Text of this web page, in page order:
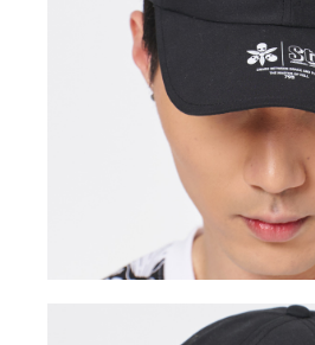
1.本服務係由「台灣大哥大股份有限公司」
用戶於交易時，得透過本服務購買商品或服
買賣價金債權讓與本公司後，依約使用本公
2.基於同意付款使用「大哥付你分期」之契
資料（包含姓名、電話或地址）提供予台灣
由本公司與您本人進行分期帳單所需資料之確
3.完整用戶服務條款，請詳閱以下連結：
ATM／網路銀行／等多元方式進行付款，方視
※ 請注意：結帳手續完成當下不需立刻繳費
購買商品的店家。未經商家同意取消之訂單
後付繳納相關費用。
※ 交易是否成功請以「AFTEE先享後付 」之
是否繳費成功／繳費後需取消欲退款等相關
https://
１．透過由恩沛科技股份有限公司提供之「
易，需依本服務之必要範圍內提供個人資料
權轉讓予恩沛科技股份有限公司。
２．關於個人資料處理事宜，請瀏覽以下網址
３．未成年的使用者請事先徵得法定代理人
「AFTEE先享後付」，若未經同意申辦者引
萊爾富取貨付款
每筆NT$60，滿NT$3,000(含以上)免運
付款後萊爾富取貨
每筆NT$60，滿NT$3,000(含以上)免運費
每筆NT$80，滿NT$3,000(含以上)免運費
每筆NT$80，滿NT$3,000(含以上)免運